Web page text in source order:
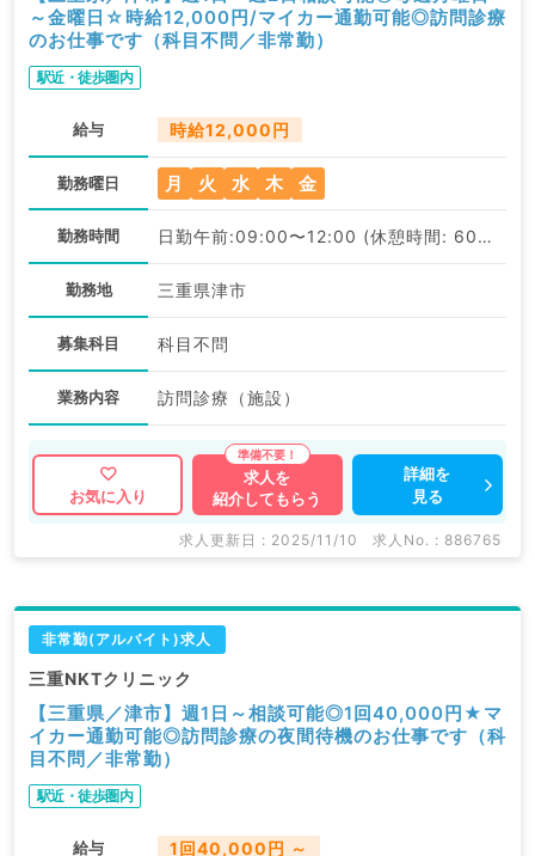
～金曜日☆時給12,000円/マイカー通勤可能◎訪問診療
のお仕事です（科目不問／非常勤）
駅近・徒歩圏内
給与 時給12,000円
勤務曜日 月 火 水 木 金
勤務時間 日勤午前:09:00〜12:00 (休憩時間: 60分)
勤務地 三重県津市
募集科目 科目不問
業務内容 訪問診療（施設）
お気に入り
求人を
紹介してもらう
詳細を
見る
求人更新日 : 2025/11/10 求人No. : 886765
非常勤(アルバイト)求人
三重NKTクリニック
【三重県／津市】週1日～相談可能◎1回40,000円★マ
イカー通勤可能◎訪問診療の夜間待機のお仕事です（科
目不問／非常勤）
駅近・徒歩圏内
給与 1回40,000円 ～